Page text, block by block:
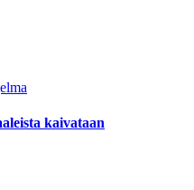
kaivataan